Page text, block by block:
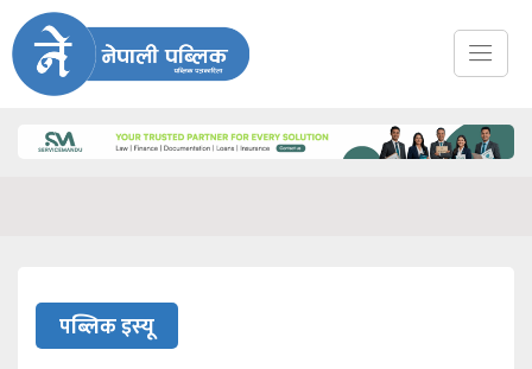
पब्लिक इस्यू